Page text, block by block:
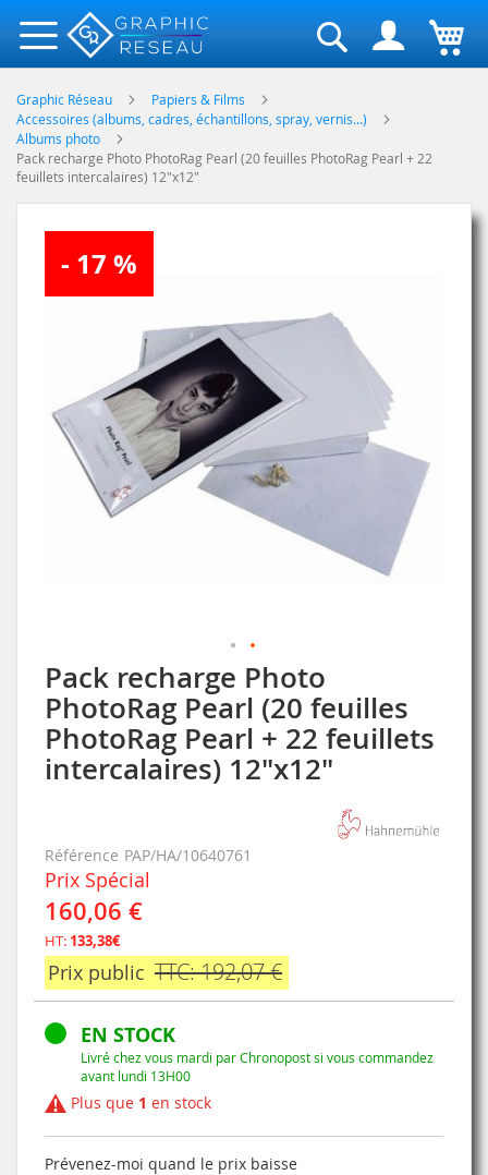
Rechercher
Graphic Réseau
Papiers & Films
Accessoires (albums, cadres, échantillons, spray, vernis...)
Albums photo
Pack recharge Photo PhotoRag Pearl (20 feuilles PhotoRag Pearl + 22
feuillets intercalaires) 12"x12"
Pack recharge Photo
PhotoRag Pearl (20 feuilles
PhotoRag Pearl + 22 feuillets
intercalaires) 12"x12"
Référence PAP/HA/10640761
Prix Spécial
160,06 €
HT: 133,38€
Prix public TTC: 192,07 €
EN STOCK
Livré chez vous mardi par Chronopost si vous commandez
avant lundi 13H00
Plus que 1 en stock
Prévenez-moi quand le prix baisse
gallery
- 17 %
Skip
to
the
beginning
of
the